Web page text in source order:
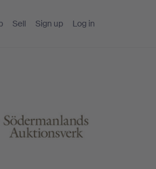
Sell Sign up Log in